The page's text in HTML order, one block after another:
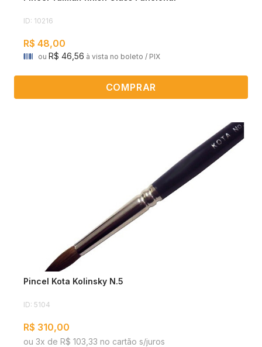
ID: 10216
R$ 48,00
ou R$ 46,56 à vista no boleto / PIX
COMPRAR
Pincel Kota Kolinsky N.5
ID: 5104
R$ 310,00
ou 3x de R$ 103,33 no cartão s/juros